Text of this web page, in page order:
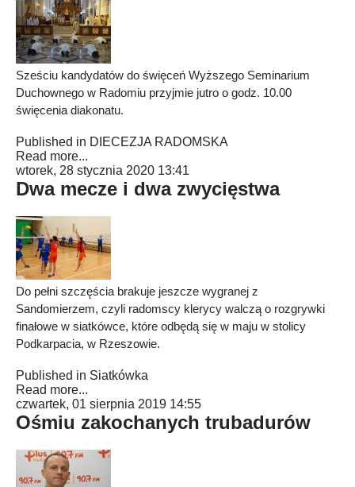
Sześciu kandydatów do święceń Wyższego Seminarium
Duchownego w Radomiu przyjmie jutro o godz. 10.00
święcenia diakonatu.
Published in DIECEZJA RADOMSKA
Read more...
wtorek, 28 stycznia 2020 13:41
Dwa mecze i dwa zwycięstwa
Do pełni szczęścia brakuje jeszcze wygranej z
Sandomierzem, czyli radomscy klerycy walczą o rozgrywki
finałowe w siatkówce, które odbędą się w maju w stolicy
Podkarpacia, w Rzeszowie.
Published in Siatkówka
Read more...
czwartek, 01 sierpnia 2019 14:55
Ośmiu zakochanych trubadurów